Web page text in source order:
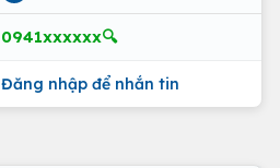
0941xxxxxx🔍
Đăng nhập để nhắn tin